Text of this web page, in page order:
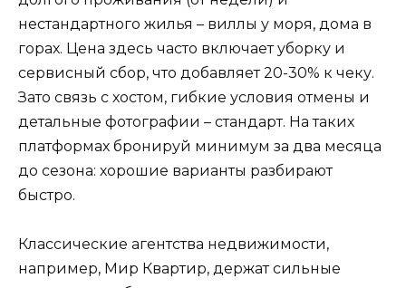
нестандартного жилья – виллы у моря, дома в
горах. Цена здесь часто включает уборку и
сервисный сбор, что добавляет 20-30% к чеку.
Зато связь с хостом, гибкие условия отмены и
детальные фотографии – стандарт. На таких
платформах бронируй минимум за два месяца
до сезона: хорошие варианты разбирают
быстро.
Классические агентства недвижимости,
например, Мир Квартир, держат сильные